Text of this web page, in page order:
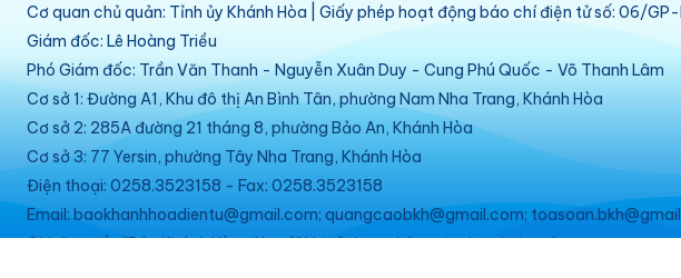
Cơ quan chủ quản: Tỉnh ủy Khánh Hòa | Giấy phép hoạt động báo chí điện tử số: 06/
Giám đốc: Lê Hoàng Triều
Phó Giám đốc: Trần Văn Thanh - Nguyễn Xuân Duy - Cung Phú Quốc - Võ Thanh Lâm
Cơ sở 1: Đường A1, Khu đô thị An Bình Tân, phường Nam Nha Trang, Khánh Hòa
Cơ sở 2: 285A đường 21 tháng 8, phường Bảo An, Khánh Hòa
Cơ sở 3: 77 Yersin, phường Tây Nha Trang, Khánh Hòa
Điện thoại: 0258.3523158 - Fax: 0258.3523158
Email: baokhanhhoadientu@gmail.com; quangcaobkh@gmail.com;
Ghi rõ nguồn "Báo Khánh Hòa điện tử" khi sử dụng thông tin từ website này